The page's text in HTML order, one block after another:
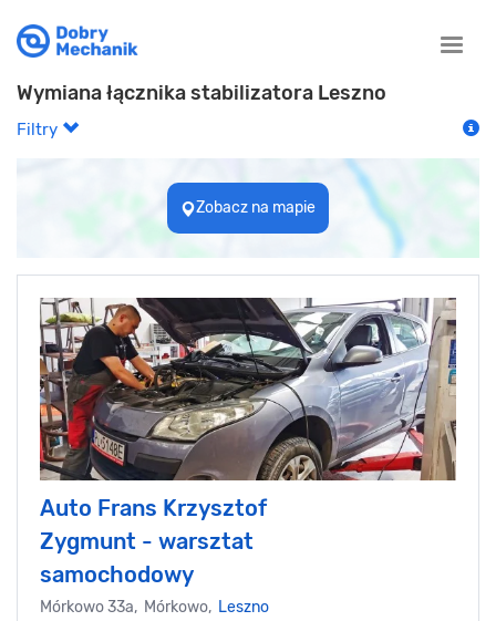
Toggle
Wymiana łącznika stabilizatora Leszno
Filtry
Zobacz na mapie
Auto Frans Krzysztof
Zygmunt - warsztat
samochodowy
Mórkowo 33a, Mórkowo, Leszno